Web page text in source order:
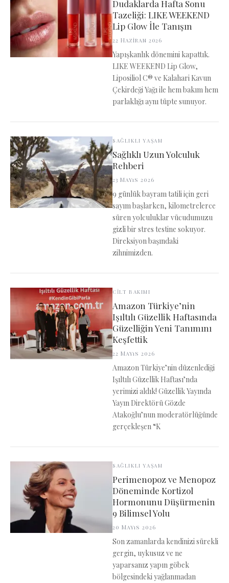
Dudaklarda Hafta Sonu
Tazeliği: LIKE WEEKEND
Lip Glow İle Tanışın
22 Haziran 2026
Yapışkanlık dönemini kapattık.
LIKE WEEKEND Lip Glow,
Liposiliol C® ve Kalahari Kavun
Çekirdeği Yağı ile hem bakım hem
parlaklığı aynı tüpte sunuyor.
SAĞLIKLI YAŞAM
Sağlıklı Uzun Yolculuk
Rehberi
23 Mayıs 2026
9 günlük bayram tatili için geri
sayım başlarken, kilometrelerce
süren yolculuklar vücudumuzu
gizli bir stres testine sokuyor.
Direksiyon başındaki
zihnimizden.
CİLT BAKIMI
Amazon Türkiye’nin
Işıltılı Güzellik Haftasında
Güzelliğin Yeni Tanımını
Keşfettik
22 Mayıs 2026
Amazon Türkiye’nin düzenlediği
Işıltılı Güzellik Haftası’nda
yerimizi aldık! Güzellik Yayında
Yayın Direktörü Gözde
Atakoğlu’nun moderatörlüğünde
gerçekleşen “K
SAĞLIKLI YAŞAM
Perimenopoz ve Menopoz
Döneminde Kortizol
Hormonunu Düşürmenin
9 Bilimsel Yolu
20 Mayıs 2026
Son zamanlarda kendinizi sürekli
gergin, uykusuz ve ne
yaparsanız yapın göbek
bölgesindeki yağlanmadan